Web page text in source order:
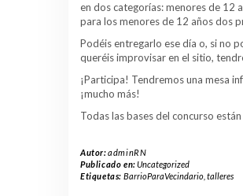
en dos categorías: menores de 12
para los menores de 12 años dos
Podéis entregarlo ese día o, si no
queréis improvisar en el sitio,
¡Participa! Tendremos una mesa
¡mucho más!
Todas las bases del concurso
Autor:adminRN
Publicado en:Uncategorized
Etiquetas: BarrioParaVecindario, talleres